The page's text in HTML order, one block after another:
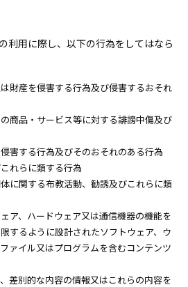
利用に際し、以下の行為をしてはなら
財産を侵害する行為及び侵害するおそれ
商品・サービス等に対する誹謗中傷及び
害する行為及びそのおそれのある行為
れらに類する行為
に関する布教活動、勧誘及びこれらに類
ア、ハードウェア又は通信機器の機能を
するように設計されたソフトウェア、ウ
ァイル又はプログラムを含むコンテンツ
差別的な内容の情報又はこれらの内容を